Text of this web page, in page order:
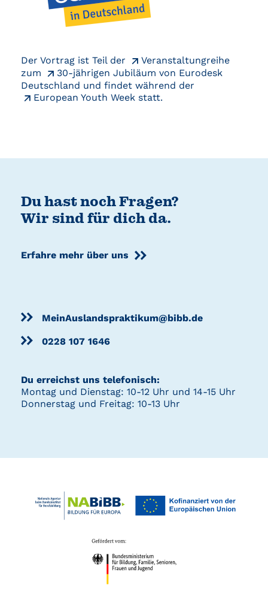
Der Vortrag ist Teil der
Veranstaltungreihe
zum
30-jährigen Jubiläum von Eurodesk
Deutschland und findet während der
European Youth Week statt.
Du hast noch Fragen?
Wir sind für dich da.
Erfahre mehr über uns
MeinAuslandspraktikum@bibb.de
0228 107 1646
Du erreichst uns telefonisch:
Montag und Dienstag: 10-12 Uhr und 14-15 Uhr
Donnerstag und Freitag: 10-13 Uhr